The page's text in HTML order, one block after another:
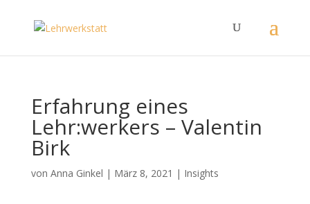
Erfahrung eines
Lehr:werkers – Valentin
Birk
von Anna Ginkel | März 8, 2021 | Insights